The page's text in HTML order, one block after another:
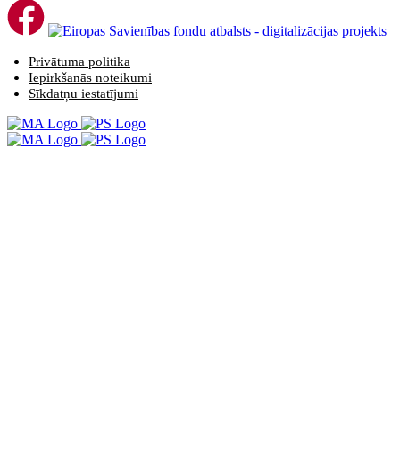
Privātuma politika
Iepirkšanās noteikumi
Sīkdatņu iestatījumi